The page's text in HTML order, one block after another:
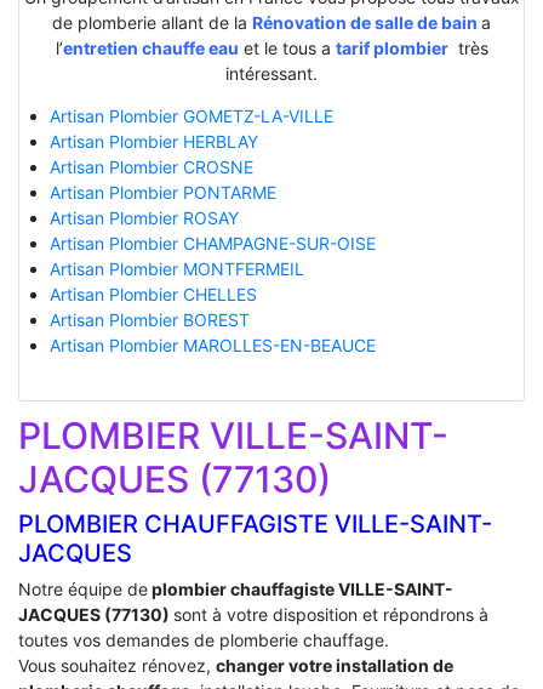
de plomberie allant de la Rénovation de salle de bain a
l’entretien chauffe eau et le tous a tarif plombiertrès
intéressant.
Artisan Plombier GOMETZ-LA-VILLE
Artisan Plombier HERBLAY
Artisan Plombier CROSNE
Artisan Plombier PONTARME
Artisan Plombier ROSAY
Artisan Plombier CHAMPAGNE-SUR-OISE
Artisan Plombier MONTFERMEIL
Artisan Plombier CHELLES
Artisan Plombier BOREST
Artisan Plombier MAROLLES-EN-BEAUCE
PLOMBIER VILLE-SAINT-
JACQUES (77130)
PLOMBIER CHAUFFAGISTE VILLE-SAINT-
JACQUES
Notre équipe deplombier chauffagiste VILLE-SAINT-
JACQUES (77130) sont à votre disposition et répondrons à
toutes vos demandes de plomberie chauffage.
Vous souhaitez rénovez, changer votre installation de